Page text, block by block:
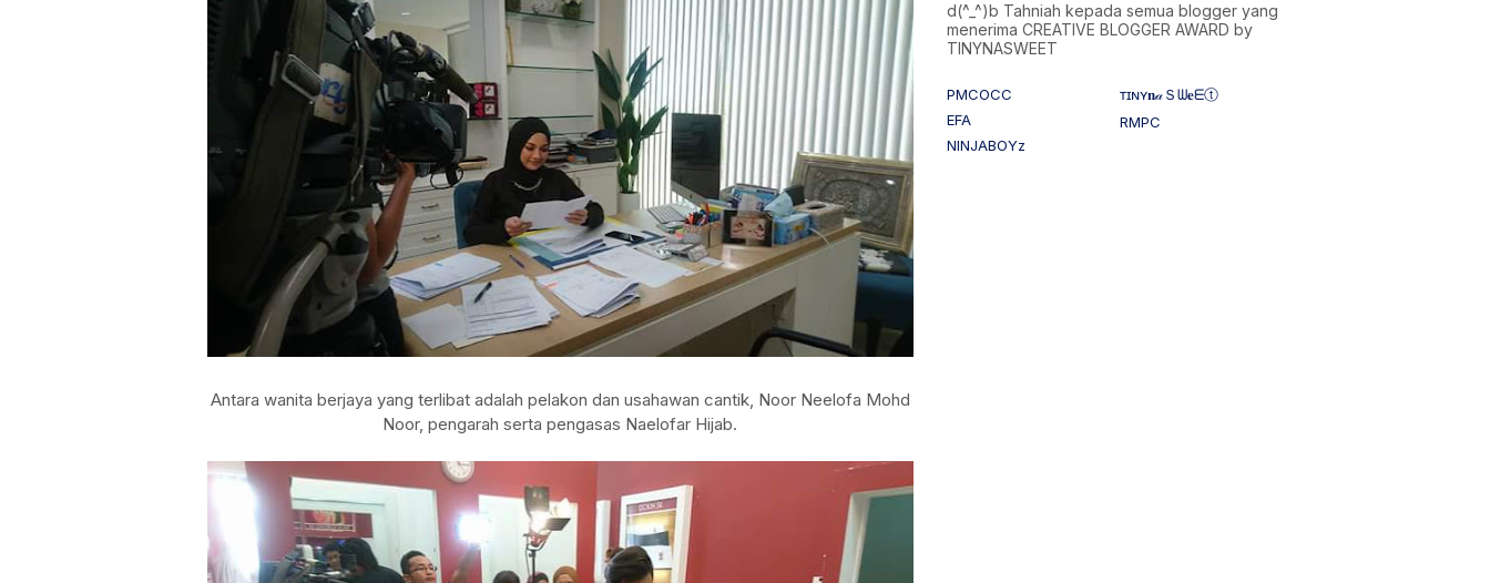
Antara wanita berjaya yang terlibat adalah pelakon dan usahawan cantik, Noor Neelofa Mohd
Noor, pengarah serta pengasas Naelofar Hijab.
d(^_^)b Tahniah kepada semua blogger yang
menerima CREATIVE BLOGGER AWARD by
TINYNASWEET
PMCOCC
ᴛɪɴʏ𝐧𝒶Ｓᗯ𝐞ᗴⓣ
EFA
RMPC
NINJABOYz